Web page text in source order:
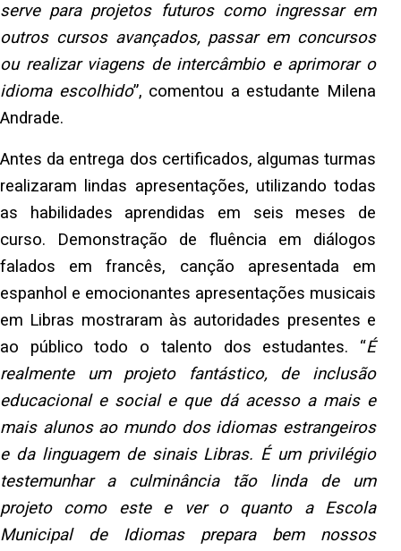
serve para projetos futuros como ingressar em
outros cursos avançados, passar em concursos
ou realizar viagens de intercâmbio e aprimorar o
idioma escolhido”, comentou a estudante Milena
Andrade.
Antes da entrega dos certificados, algumas turmas
realizaram lindas apresentações, utilizando todas
as habilidades aprendidas em seis meses de
curso. Demonstração de fluência em diálogos
falados em francês, canção apresentada em
espanhol e emocionantes apresentações musicais
em Libras mostraram às autoridades presentes e
ao público todo o talento dos estudantes. “É
realmente um projeto fantástico, de inclusão
educacional e social e que dá acesso a mais e
mais alunos ao mundo dos idiomas estrangeiros
e da linguagem de sinais Libras. É um privilégio
testemunhar a culminância tão linda de um
projeto como este e ver o quanto a Escola
Municipal de Idiomas prepara bem nossos